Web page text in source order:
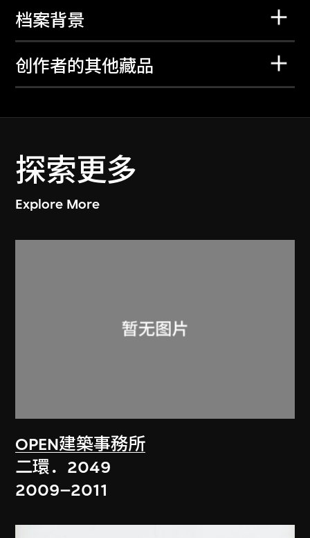
档案背景
创作者的其他藏品
探索更多
Explore More
OPEN建築事務所
二環．2049
2009–2011